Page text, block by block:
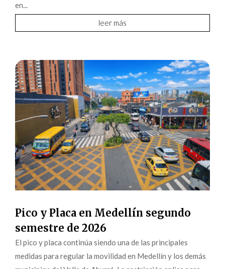
en...
leer más
Pico y Placa en Medellín segundo
semestre de 2026
El pico y placa continúa siendo una de las principales
medidas para regular la movilidad en Medellín y los demás